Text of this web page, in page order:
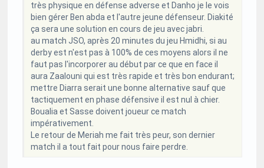
très physique en défense adverse et Danho je le vois
bien gérer Ben abda et l'autre jeune défenseur. Diakité
ça sera une solution en cours de jeu avec jabri.
au match JSO, après 20 minutes du jeu Hmidhi, si au
derby est n'est pas à 100% de ces moyens alors il ne
faut pas l'incorporer au début par ce que en face il
aura Zaalouni qui est très rapide et très bon endurant;
mettre Diarra serait une bonne alternative sauf que
tactiquement en phase défensive il est nul à chier.
Boualia et Sasse doivent joueur ce match
impérativement.
Le retour de Meriah me fait très peur, son dernier
match il a tout fait pour nous faire perdre.